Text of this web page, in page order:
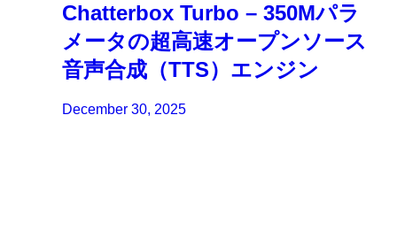
Chatterbox Turbo – 350Mパラ
メータの超高速オープンソース
音声合成（TTS）エンジン
December 30, 2025